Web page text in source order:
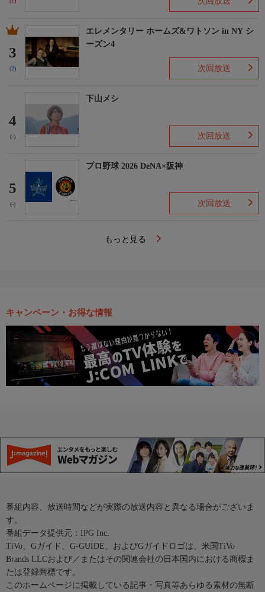
(1)
3
(2)
エレメンタリー ホームズ&ワトソン in NY シ
ーズン4
次回放送
4
(-)
下山メシ
次回放送
5
(-)
プロ野球 2026 DeNA×阪神
次回放送
もっと見る
キャンペーン・お得な情報
番組内容、放送時間などが実際の放送内容と異なる場合がございま
す。
番組データ提供元：IPG Inc.
TiVo、Gガイド、G-GUIDE、およびGガイドロゴは、米国TiVo
Brands LLCおよび／またはその関連会社の日本国内における商標ま
たは登録商標です。
このホームページに掲載している記事・写真等あらゆる素材の無断